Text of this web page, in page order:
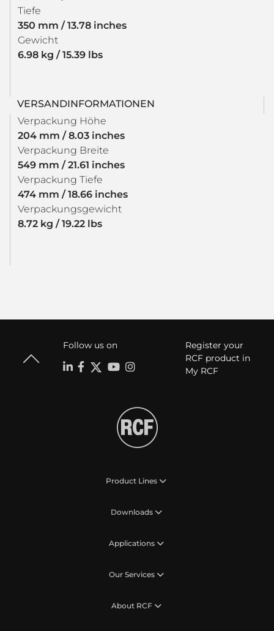
Tiefe
350 mm / 13.78 inches
Gewicht
6.98 kg / 15.39 lbs
VERSANDINFORMATIONEN
Verpackung Höhe
204 mm / 8.03 inches
Verpackung Breite
549 mm / 21.61 inches
Verpackung Tiefe
474 mm / 18.66 inches
Verpackungsgewicht
8.72 kg / 19.22 lbs
Follow us on
Register your
RCF product in
My RCF
Product Lines
Downloads
Applications
Our Services
About RCF